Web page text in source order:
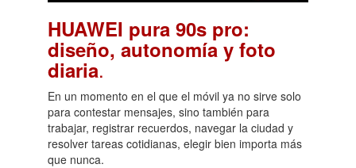
HUAWEI pura 90s pro:
diseño, autonomía y foto
diaria.
En un momento en el que el móvil ya no sirve solo
para contestar mensajes, sino también para
trabajar, registrar recuerdos, navegar la ciudad y
resolver tareas cotidianas, elegir bien importa más
que nunca.